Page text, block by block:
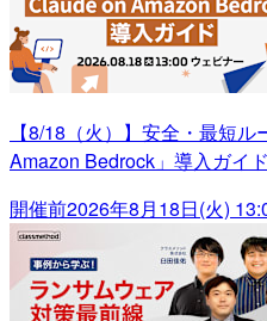
【8/18（火）】安全・最短
Amazon Bedrock」導入ガイド
開催前2026年8月18日(火)